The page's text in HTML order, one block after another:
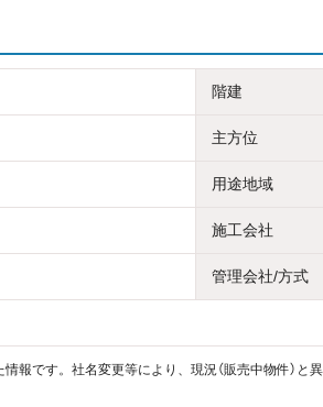
階建
主方位
用途地域
施工会社
管理会社/方式
報です。社名変更等により、現況（販売中物件）と